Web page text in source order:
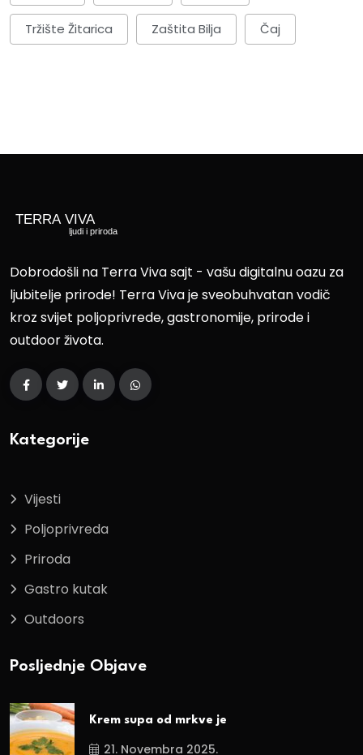
Tržište Žitarica Zaštita Bilja Čaj
Dobrodošli na Terra Viva sajt - vašu digitalnu oazu za
ljubitelje prirode! Terra Viva je sveobuhvatan vodič
kroz svijet poljoprivrede, gastronomije, prirode i
outdoor života.
Kategorije
Vijesti
Poljoprivreda
Priroda
Gastro kutak
Outdoors
Posljednje Objave
Krem supa od mrkve je
21. Novembra 2025.